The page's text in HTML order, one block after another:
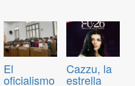
El
oficialismo
Cazzu, la
estrella